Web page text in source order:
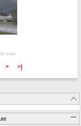
vues
> >|